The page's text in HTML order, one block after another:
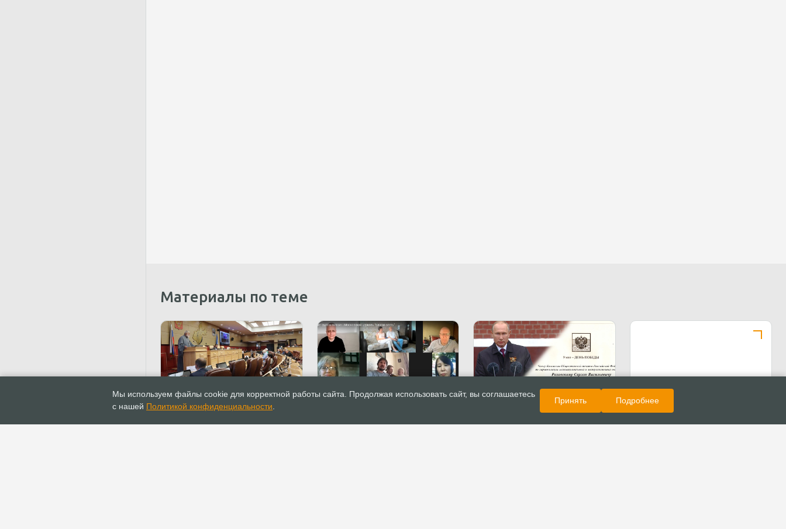
Материалы по теме
22 июня соcтоялось заседание
Координационного
Домашние группы онлайн в
Поздравление с праздником
Победы от Президента РФ в
Мы используем файлы cookie для корректной работы сайта. Продолжая использовать сайт, вы соглашаетесь
с нашей Политикой конфиденциальности
Принять Подробнее